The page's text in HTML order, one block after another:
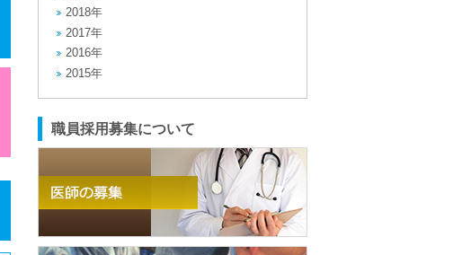
2018年
2017年
2016年
2015年
職員採用募集について